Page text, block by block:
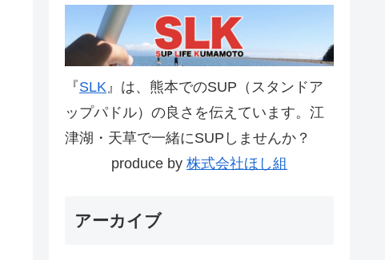
『SLK 』は、熊本でのSUP（スタンドア
ップパドル）の良さを伝えています。江
津湖・天草で一緒にSUPしませんか？
produce by 株式会社ほし組
アーカイブ